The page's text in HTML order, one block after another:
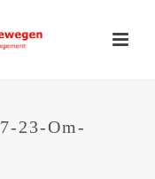
23-Om-